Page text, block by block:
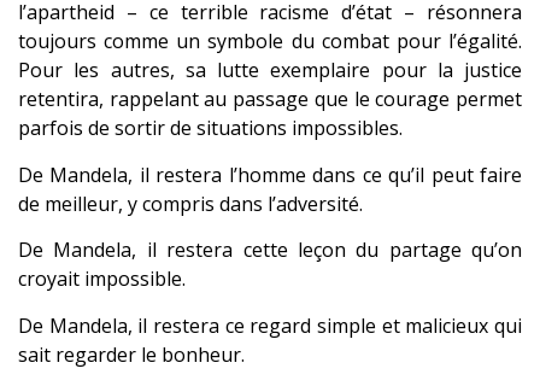
l’apartheid – ce terrible racisme d’état – résonnera
toujours comme un symbole du combat pour l’égalité.
Pour les autres, sa lutte exemplaire pour la justice
retentira, rappelant au passage que le courage permet
parfois de sortir de situations impossibles.
De Mandela, il restera l’homme dans ce qu’il peut faire
de meilleur, y compris dans l’adversité.
De Mandela, il restera cette leçon du partage qu’on
croyait impossible.
De Mandela, il restera ce regard simple et malicieux qui
sait regarder le bonheur.